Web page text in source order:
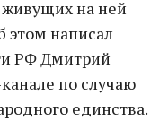
на ней
этом написал
РФ Дмитрий
по случаю
единства.